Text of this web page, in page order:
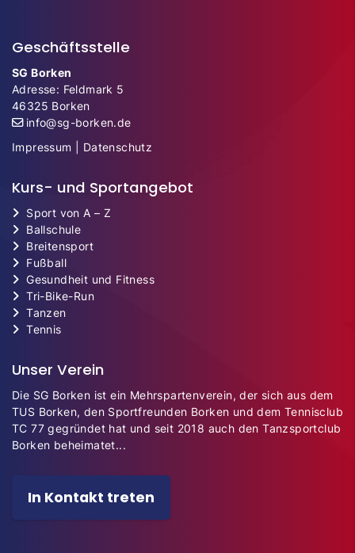
Geschäftsstelle
SG Borken
Adresse: Feldmark 5
46325 Borken
info@sg-borken.de
Impressum
Datenschutz
Kurs- und Sportangebot
Sport von A – Z
Ballschule
Breitensport
Fußball
Gesundheit und Fitness
Tri-Bike-Run
Tanzen
Tennis
Unser Verein
Die SG Borken ist ein Mehrspartenverein, der sich aus dem
TUS Borken, den Sportfreunden Borken und dem Tennisclub
TC 77 gegründet hat und seit 2018 auch den Tanzsportclub
Borken beheimatet...
In Kontakt treten